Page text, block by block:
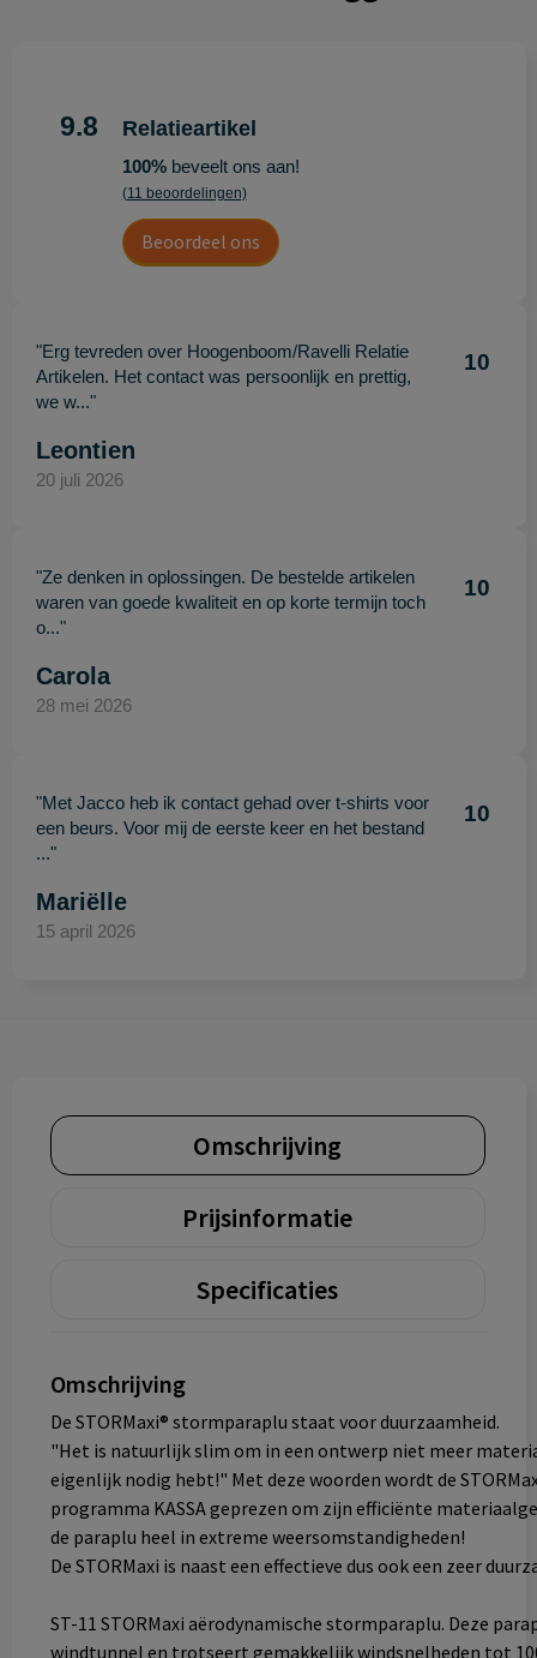
9.8 Relatieartikel
100%beveelt ons aan!
(11 beoordelingen)
Beoordeel ons
"Erg tevreden over Hoogenboom/Ravelli Relatie
Artikelen. Het contact was persoonlijk en prettig,
we w..."
10
Leontien
20 juli 2026
"Ze denken in oplossingen. De bestelde artikelen
waren van goede kwaliteit en op korte termijn toch
o..."
10
Carola
28 mei 2026
"Met Jacco heb ik contact gehad over t-shirts voor
een beurs. Voor mij de eerste keer en het bestand
..."
10
Mariëlle
15 april 2026
Omschrijving
Prijsinformatie
Specificaties
Omschrijving
De STORMaxi® stormparaplu staat voor duurzaamheid.
"Het is natuurlijk slim om in een ontwerp niet meer
eigenlijk nodig hebt!" Met deze woorden wordt de
programma KASSA geprezen om zijn efficiënte
de paraplu heel in extreme weersomstandigheden!
De STORMaxi is naast een effectieve dus ook een zeer
ST-11 STORMaxi aërodynamische stormparaplu. Deze
windtunnel en trotseert gemakkelijk windsnelheden tot